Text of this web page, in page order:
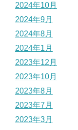
2024年10月
2024年9月
2024年8月
2024年1月
2023年12月
2023年10月
2023年8月
2023年7月
2023年3月